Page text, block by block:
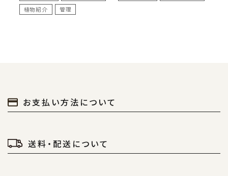
植物紹介
管理
お支払い方法について
送料・配送について